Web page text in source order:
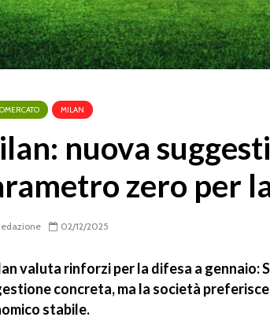
MILAN
nuova
zero per
02/12/2025
valuta rinforzi per la difesa a gennaio:
concreta, ma la società
stabile.